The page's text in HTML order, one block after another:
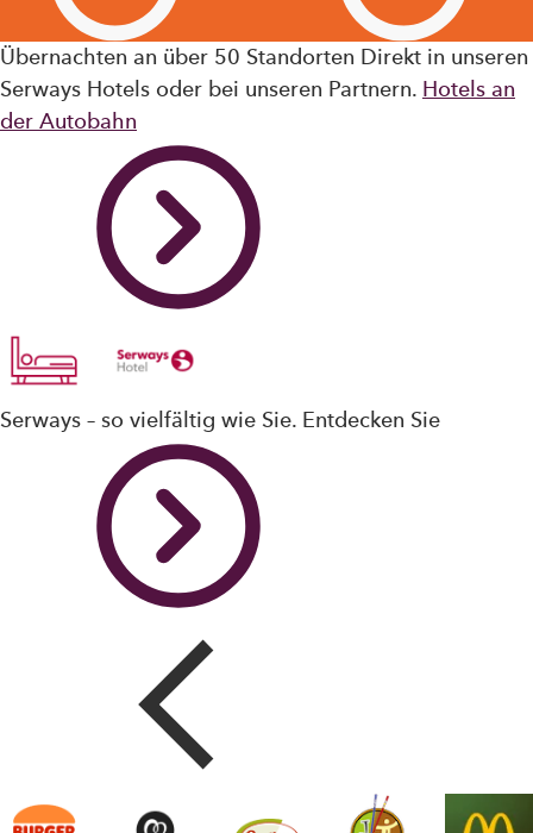
Übernachten an über 50 Standorten Direkt in unseren
Serways Hotels oder bei unseren Partnern. Hotels an
der Autobahn
Serways – so vielfältig wie Sie. Entdecken Sie